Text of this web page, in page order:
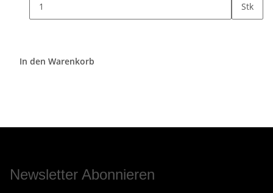
Stk
In den Warenkorb
Newsletter Abonnieren